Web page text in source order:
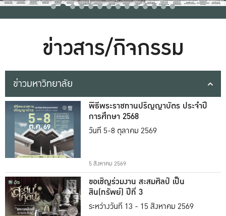
ข่าวสาร/กิจกรรม
ข่าวมหาวิทยาลัย
พิธีพระราชทานปริญญาบัตร ประจำปี
การศึกษา 2568
วันที่ 5-8 ตุลาคม 2569
5 สิงหาคม 2569
ขอเชิญร่วมงาน สะสมศิลป์ เป็น
สิน(ทรัพย์) ปีที่ 3
ระหว่างวันที่ 13 - 15 สิงหาคม 2569